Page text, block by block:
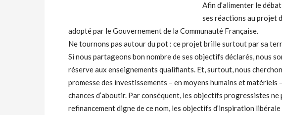
Afin d’alimenter le
ses réactions au projet
adopté par le Gouvernement de la Communauté Française.
Ne tournons pas autour du pot : ce projet brille surtout par sa
Si nous partageons bon nombre de ses objectifs déclarés, nous
réserve aux enseignements qualifiants. Et, surtout, nous
promesse des investissements – en moyens humains et matériels
chances d’aboutir. Par conséquent, les objectifs progressistes
refinancement digne de ce nom, les objectifs d’inspiration